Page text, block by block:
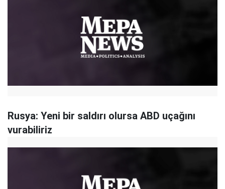
Rusya: Yeni bir saldırı olursa ABD uçağını
vurabiliriz